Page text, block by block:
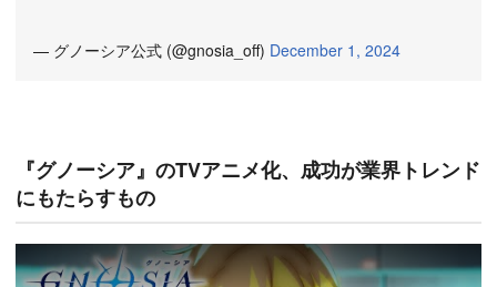
— グノーシア公式 (@gnosia_off) December 1, 2024
『グノーシア』のTVアニメ化、成功が業界トレンド
にもたらすもの